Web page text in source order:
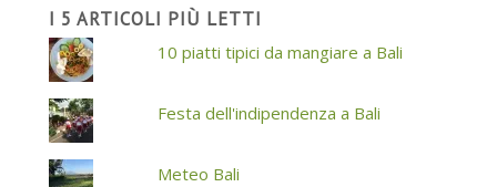
I 5 ARTICOLI PIÙ LETTI
10 piatti tipici da mangiare a Bali
Festa dell'indipendenza a Bali
Meteo Bali